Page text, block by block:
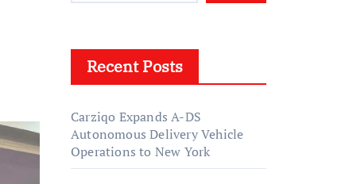
Recent Posts
Carziqo Expands A-DS
Autonomous Delivery Vehicle
Operations to New York